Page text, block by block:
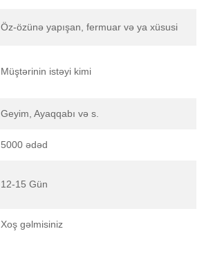
Öz-özünə yapışan, fermuar və ya xüsusi
Müştərinin istəyi kimi
Geyim, Ayaqqabı və s.
5000 ədəd
12-15 Gün
Xoş gəlmisiniz